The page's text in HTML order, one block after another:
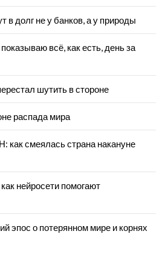
в долг не у банков, а у природы
всё, как есть, день за
шутить в стороне
распада мира
как смеялась страна накануне
нейросети помогают
эпос о потерянном мире и корнях